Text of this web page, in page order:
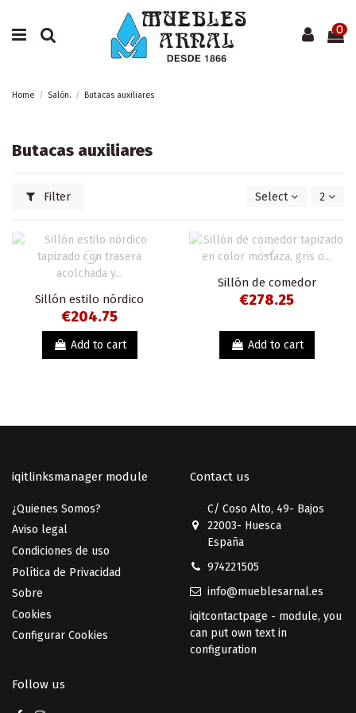
0
Home Salón. Butacas auxiliares
Butacas auxiliares
Filter Select 2
Sillón estilo nórdico
tapizado con trasera
acolchada y patas de
madera de haya.
€204.75
Add to cart
Sillón de comedor
tapizado en color
mostaza, gris o beige,
€278.25
Add to cart
iqitlinksmanager module
¿Quienes Somos?
Aviso legal
Condiciones de uso
Política de Privacidad
Sobre
Cookies
Configurar Cookies
Contact us
C/ Coso Alto, 49- Bajos
22003- Huesca
España
974221505
info@mueblesarnal.es
iqitcontactpage - module, you
can put own text in
configuration
Follow us